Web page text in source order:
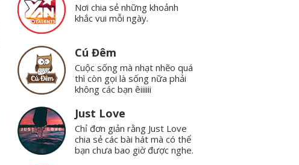
Nơi chia sẻ những khoảnh
khắc vui mỗi ngày.
Cú Đêm
Cuộc sống mà nhạt nhẽo quá
thì còn gọi là sống nữa phải
không các bạn êiiiiii
Just Love
Chỉ đơn giản rằng Just Love
chia sẻ các bài hát mà có thể
bạn chưa bao giờ được nghe.